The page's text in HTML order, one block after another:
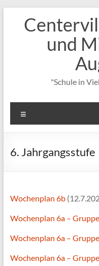
springen
und
"Schule in
6. Jahrgangsstufe
Wochenplan 6b
Wochenplan 6a –
Wochenplan 6a –
Wochenplan 6a –